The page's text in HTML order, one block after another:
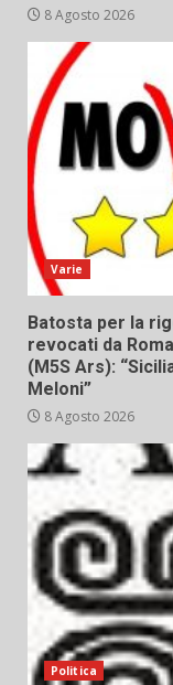
8 Agosto 2026
Varie
Batosta per la
revocati da
(M5S Ars):
Meloni”
8 Agosto 2026
Politica